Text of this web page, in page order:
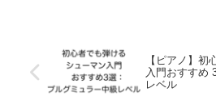
【ピアノ】初
入門おすすめ
レベル